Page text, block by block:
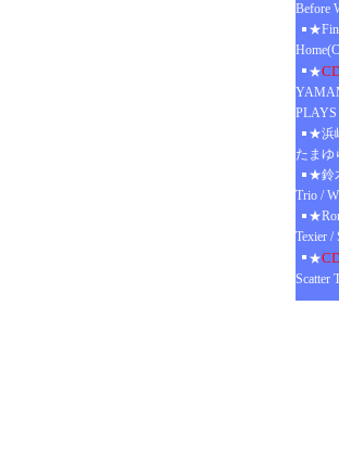
Before
★
★浜
たまゆ
★鈴
Trio /
Texier /
★
Scatter